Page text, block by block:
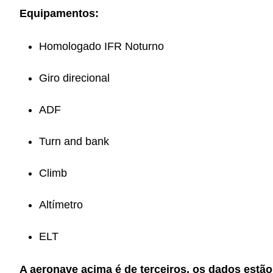
Equipamentos:
Homologado IFR Noturno
Giro direcional
ADF
Turn and bank
Climb
Altímetro
ELT
A aeronave acima é de terceiros, os dados